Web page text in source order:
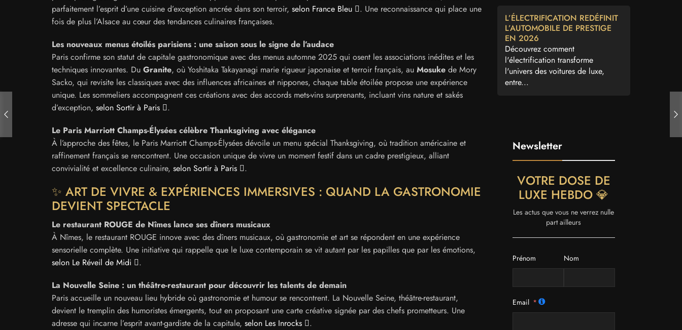
parfaitement l’esprit d’une cuisine d’exception ancrée dans son terroir, selon France Bleu
. Une reconnaissance qui place une
fois de plus l’Alsace au cœur des tendances culinaires françaises.
Les nouveaux menus étoilés parisiens : une saison sous le signe de l’audace
Paris confirme son statut de capitale gastronomique avec des menus automne 2025 qui osent les associations inédites et les
techniques innovantes. Du Granite, où Yoshitaka Takayanagi marie rigueur japonaise et terroir français, au Mosuke de Mory
Sacko, qui revisite les classiques avec des influences africaines et nippones, chaque table étoilée propose une expérience
unique. Les sommeliers accompagnent ces créations avec des accords mets-vins surprenants, incluant vins nature et sakés
d’exception, selon Sortir à Paris
.
Le Paris Marriott Champs-Élysées célèbre Thanksgiving avec élégance
À l’approche des fêtes, le Paris Marriott Champs-Élysées dévoile un menu spécial Thanksgiving, où tradition américaine et
raffinement français se rencontrent. Une occasion unique de vivre un moment festif dans un cadre prestigieux, alliant
convivialité et excellence culinaire, selon Sortir à Paris .
✨ ART DE VIVRE & EXPÉRIENCES IMMERSIVES : QUAND LA GASTRONOMIE
DEVIENT SPECTACLE
Le restaurant ROUGE de Nîmes lance ses dîners musicaux
À Nîmes, le restaurant ROUGE innove avec des dîners musicaux, où gastronomie et art se répondent en une expérience
sensorielle complète. Une initiative qui rappelle que le luxe contemporain se vit autant par les papilles que par les émotions,
selon Le Réveil de Midi
.
La Nouvelle Seine : un théâtre-restaurant pour découvrir les talents de demain
Paris accueille un nouveau lieu hybride où gastronomie et humour se rencontrent. La Nouvelle Seine, théâtre-restaurant,
devient le tremplin des humoristes émergents, tout en proposant une carte créative signée par des chefs prometteurs. Une
adresse qui incarne l’esprit avant-gardiste de la capitale, selon Les Inrocks
.
L’ÉLECTRIFICATION REDÉFINIT
L’AUTOMOBILE DE PRESTIGE
EN 2026
Découvrez comment
l'électrification transforme
l'univers des voitures de luxe,
entre...
Newsletter
VOTRE DOSE DE
LUXE HEBDO 💎
Les actus que vous ne verrez nulle
part ailleurs
Prénom Nom
Email